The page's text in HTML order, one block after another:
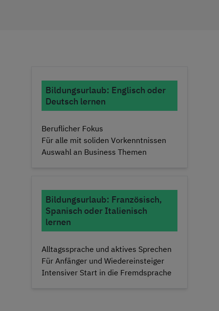
Bildungsurlaub: Englisch oder
Deutsch lernen
Beruflicher Fokus
Für alle mit soliden Vorkenntnissen
Auswahl an Business Themen
Bildungsurlaub: Französisch,
Spanisch oder Italienisch
lernen
Alltagssprache und aktives Sprechen
Für Anfänger und Wiedereinsteiger
Intensiver Start in die Fremdsprache